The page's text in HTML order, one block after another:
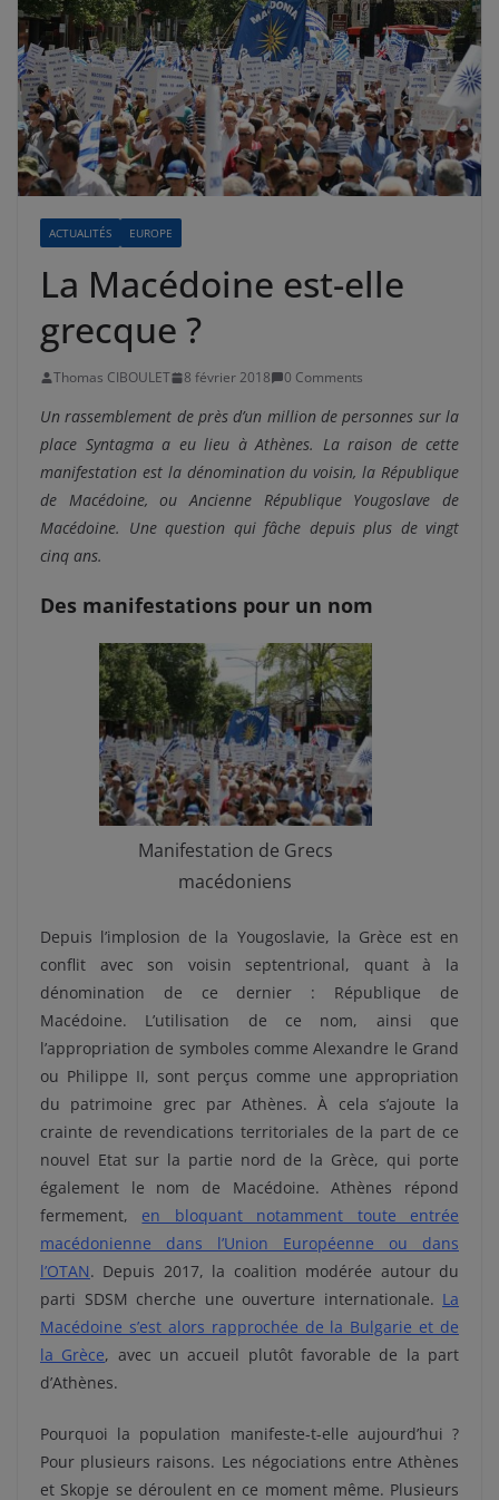
ACTUALITÉS EUROPE
La Macédoine est-elle
grecque ?
Thomas CIBOULET 8 février 2018 0 Comments
Un rassemblement de près d’un million de personnes sur la
place Syntagma a eu lieu à Athènes. La raison de cette
manifestation est la dénomination du voisin, la République
de Macédoine, ou Ancienne République Yougoslave de
Macédoine. Une question qui fâche depuis plus de vingt
cinq ans.
Des manifestations pour un nom
Manifestation de Grecs
macédoniens
Depuis l’implosion de la Yougoslavie, la Grèce est en
conflit avec son voisin septentrional, quant à la
dénomination de ce dernier : République de
Macédoine. L’utilisation de ce nom, ainsi que
l’appropriation de symboles comme Alexandre le Grand
ou Philippe II, sont perçus comme une appropriation
du patrimoine grec par Athènes. À cela s’ajoute la
crainte de revendications territoriales de la part de ce
nouvel Etat sur la partie nord de la Grèce, qui porte
également le nom de Macédoine. Athènes répond
fermement, en bloquant notamment toute entrée
macédonienne dans l’Union Européenne ou dans
l’OTAN. Depuis 2017, la coalition modérée autour du
parti SDSM cherche une ouverture internationale. La
Macédoine s’est alors rapprochée de la Bulgarie et de
la Grèce, avec un accueil plutôt favorable de la part
d’Athènes.
Pourquoi la population manifeste-t-elle aujourd’hui ?
Pour plusieurs raisons. Les négociations entre Athènes
et Skopje se déroulent en ce moment même. Plusieurs